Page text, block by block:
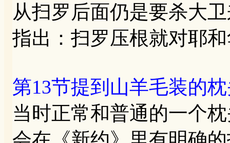
从扫罗后面仍是要杀大
指出：扫罗压根就对耶
第13节提到山羊毛装的
当时正常和普通的一个